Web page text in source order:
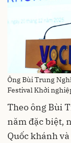
Ông Bùi Trung
Festival Khởi
Theo ông Bùi
năm đặc biệt,
Quốc khánh